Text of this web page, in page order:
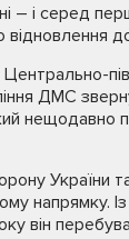
– і серед
ДМС
нещодавно
України
напрямку.
він